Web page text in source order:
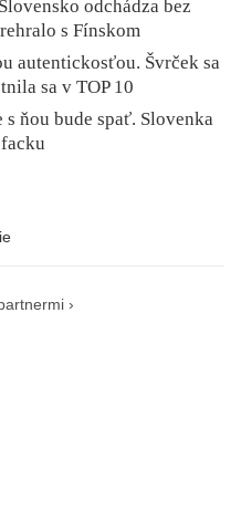
odchádza bez
s Fínskom
autentickosťou. Švrček sa
sa v TOP 10
ňou bude spať. Slovenka
›